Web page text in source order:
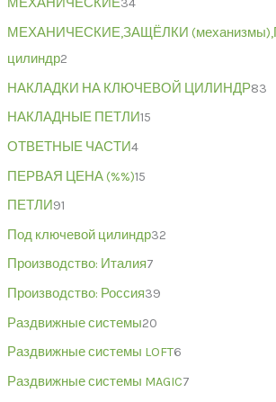
МЕХАНИЧЕСКИЕ34
МЕХАНИЧЕСКИЕ,ЗАЩЁЛКИ
цилиндр2
НАКЛАДКИ НА КЛЮЧЕВОЙ ЦИЛИНДР83
НАКЛАДНЫЕ ПЕТЛИ15
ОТВЕТНЫЕ ЧАСТИ4
ПЕРВАЯ ЦЕНА (%%)15
ПЕТЛИ91
Под ключевой цилиндр32
Производство: Италия7
Производство: Россия39
Раздвижные системы20
Раздвижные системы LOFT6
Раздвижные системы MAGIC7